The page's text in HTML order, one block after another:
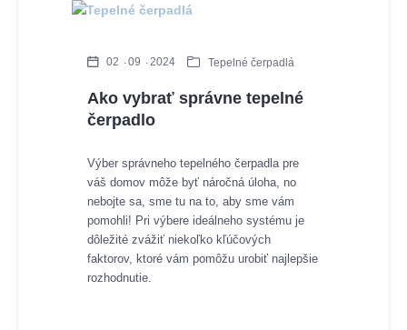
Ako vybrať správne tepelné
čerpadlo
02 09 2024 Tepelné čerpadlá
Výber správneho tepelného čerpadla pre
váš domov môže byť náročná úloha, no
nebojte sa, sme tu na to, aby sme vám
pomohli! Pri výbere ideálneho systému je
dôležité zvážiť niekoľko kľúčových
faktorov, ktoré vám pomôžu urobiť najlepšie
rozhodnutie.